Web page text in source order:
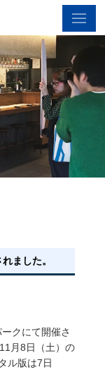
ました。
クにて開催さ
月8日（土）の
ル版は7日